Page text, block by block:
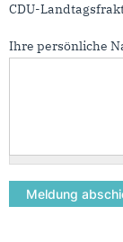
CDU-
Ihre persönliche